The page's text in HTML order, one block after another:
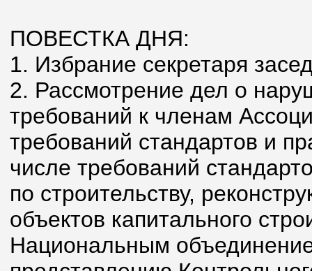
ПОВЕСТКА ДНЯ:
1. Избрание секретаря
2. Рассмотрение дел о
требований к членам
требований стандартов и
числе требований
по строительству,
объектов капитального
Национальным